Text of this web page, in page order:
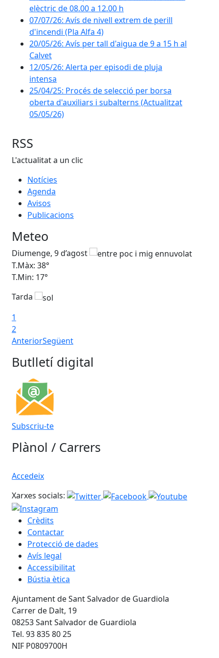
elèctric de 08.00 a 12.00 h
07/07/26: Avís de nivell extrem de perill
d'incendi (Pla Alfa 4)
20/05/26: Avís per tall d'aigua de 9 a 15 h al
Calvet
12/05/26: Alerta per episodi de pluja
intensa
25/04/25: Procés de selecció per borsa
oberta d'auxiliars i subalterns (Actualitzat
05/05/26)
RSS
L'actualitat a un clic
Notícies
Agenda
Avisos
Publicacions
Meteo
Diumenge, 9 d’agost
T.Màx: 38°
T.Min: 17°
Tarda
1
2
AnteriorSegüent
Butlletí digital
Subscriu-te
Plànol / Carrers
Accedeix
Xarxes socials:
Crèdits
Contactar
Protecció de dades
Avís legal
Accessibilitat
Bústia ètica
Ajuntament de Sant Salvador de Guardiola
Carrer de Dalt, 19
08253 Sant Salvador de Guardiola
Tel. 93 835 80 25
NIF P0809700H